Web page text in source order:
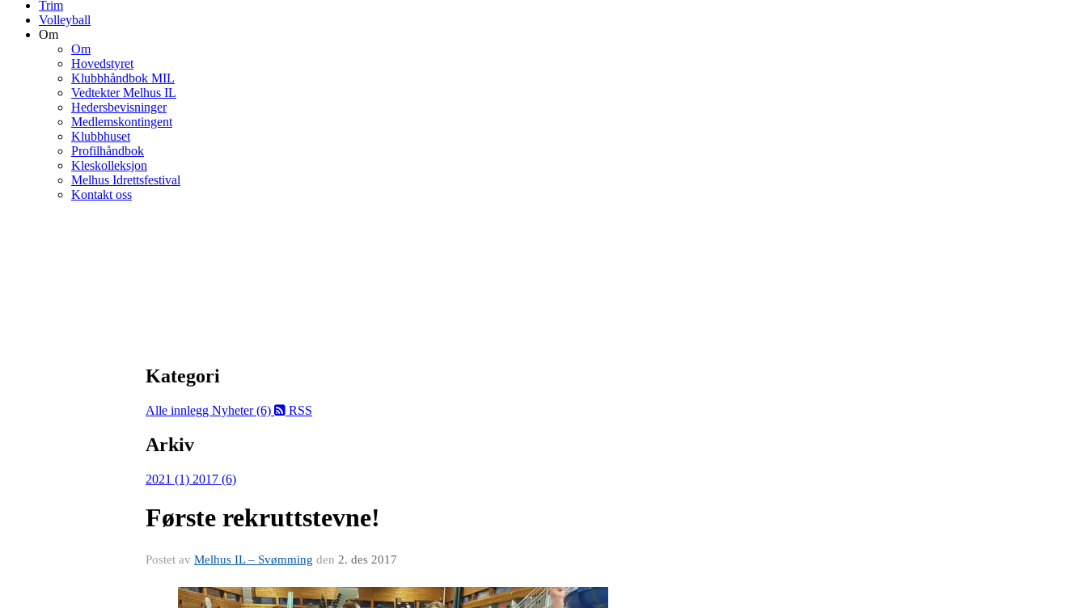
Trim
Volleyball
Om
Om
Hovedstyret
Klubbhåndbok MIL
Vedtekter Melhus IL
Hedersbevisninger
Medlemskontingent
Klubbhuset
Profilhåndbok
Kleskolleksjon
Melhus Idrettsfestival
Kontakt oss
Kategori
Alle innlegg Nyheter (6) RSS
Arkiv
2021 (1) 2017 (6)
Første rekruttstevne!
Postet av Melhus IL – Svømming den 2. des 2017